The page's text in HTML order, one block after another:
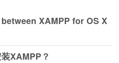
XAMPP for OS X
XAMPP？